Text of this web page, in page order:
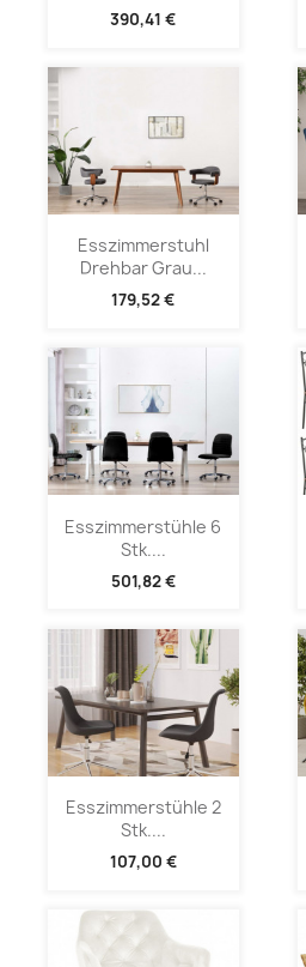
390,41 €
Esszimmerstuhl
Drehbar Grau...
179,52 €
Esszimmerstühle 6
Stk....
501,82 €
Esszimmerstühle 2
Stk....
107,00 €